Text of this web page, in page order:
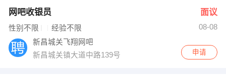
网吧收银员 面议
性别不限 经验不限
08-08
新昌城关飞翔网吧
新昌城关镇大道中路139号
申请